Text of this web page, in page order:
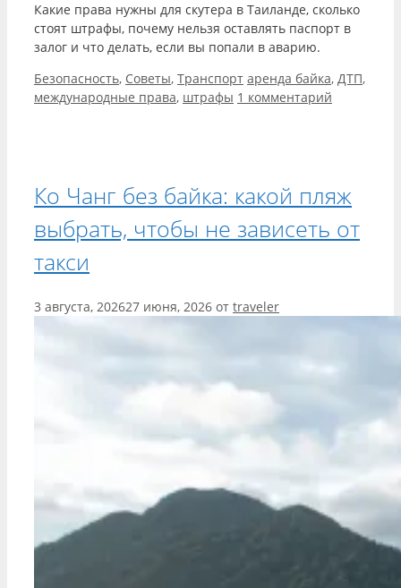
Какие права нужны для скутера в Таиланде, сколько
стоят штрафы, почему нельзя оставлять паспорт в
залог и что делать, если вы попали в аварию.
Рубрики
Безопасность, Советы, Транспорт Метки
аренда байка, ДТП,
международные права, штрафы 1 комментарий
Ко Чанг без байка: какой пляж
выбрать, чтобы не зависеть от
такси
3 августа, 202627 июня, 2026 от traveler